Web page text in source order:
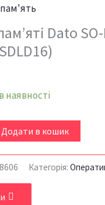
Dato
наявності
Додати в кошик
Категорія: